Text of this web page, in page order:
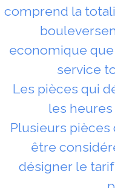
comprend la
economique
service
Les pièces qui
les heures
Plusieurs
être
désigner le